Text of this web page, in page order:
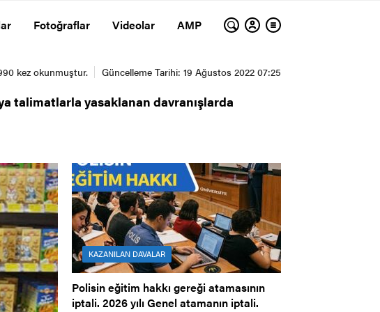
Fotoğraflar Videolar AMP
talimatlarla yasaklanan davranışlarda
KAZANILAN DAVALAR
Polisin eğitim hakkı gereği atamasının
iptali. 2026 yılı Genel atamanın iptali.